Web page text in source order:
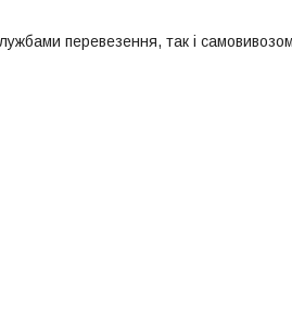
перевезення, так і